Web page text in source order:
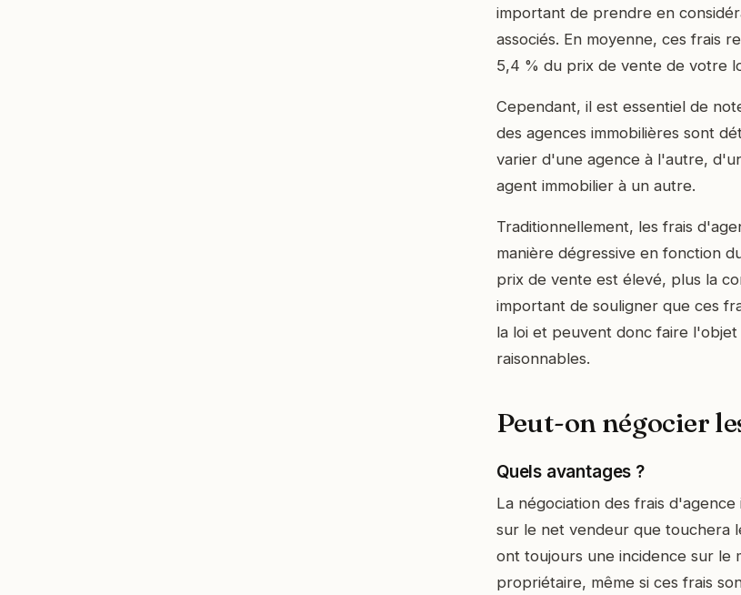
important de prendre en
associés. En moyenne, ces frais
5,4 % du prix de vente de votre
Cependant, il est essentiel de
des agences immobilières sont
varier d'une agence à l'autre,
agent immobilier à un autre.
Traditionnellement, les frais
manière dégressive en fonction
prix de vente est élevé, plus la
important de souligner que ces
la loi et peuvent donc faire l'objet
raisonnables.
Peut-on négocier
Quels avantages ?
La négociation des frais
sur le net vendeur que touchera
ont toujours une incidence sur le
propriétaire, même si ces frais